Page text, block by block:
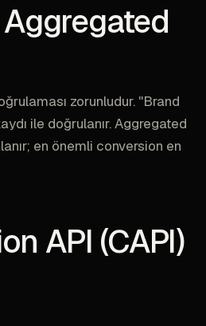
zorunludur. "Brand
ile doğrulanır. Aggregated
en önemli conversion en
API (CAPI)